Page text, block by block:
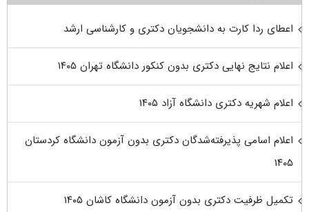
اعطای ردا کارت به دانشجویان دکتری و کارشناسی ارشد
اعلام نتایج نهایی دکتری بدون کنکور دانشگاه تهران ۱۴۰۵
اعلام شهریه دکتری دانشگاه آزاد ۱۴۰۵
اعلام اسامی پذیرفته‌شدگان دکتری بدون آزمون دانشگاه کردستان
۱۴۰۵
تکمیل ظرفیت دکتری بدون آزمون دانشگاه کاشان ۱۴۰۵